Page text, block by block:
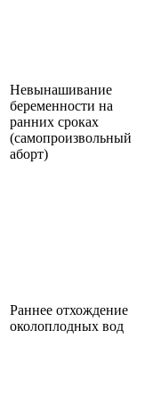
Невынашивание
беременности на
ранних сроках
(самопроизвольный
аборт)
Раннее отхождение
околоплодных вод